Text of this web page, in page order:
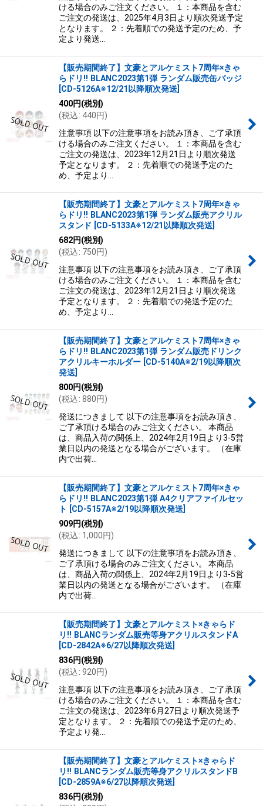
ける場合のみご注文ください。 １：本商品を含む
ご注文の発送は、2025年4月3日より順次発送予定
となります。 ２：先着順での発送予定のため、予
定より発送…
【販売期間終了】文豪とアルケミスト7周年×きゃ
らドリ!! BLANC2023第1弾 ランダム販売缶バッジ
CD-5126A※12/21以降順次発送
400円(税別)
(税込: 440円)
注意事項 以下の注意事項をお読み頂き、ご了承頂
ける場合のみご注文ください。 １：本商品を含む
ご注文の発送は、2023年12月21日より順次発送
予定となります。 ２：先着順での発送予定のた
め、予定より…
【販売期間終了】文豪とアルケミスト7周年×きゃ
らドリ!! BLANC2023第1弾 ランダム販売アクリル
スタンド
CD-5133A※12/21以降順次発送
682円(税別)
(税込: 750円)
注意事項 以下の注意事項をお読み頂き、ご了承頂
ける場合のみご注文ください。 １：本商品を含む
ご注文の発送は、2023年12月21日より順次発送
予定となります。 ２：先着順での発送予定のた
め、予定より…
【販売期間終了】文豪とアルケミスト7周年×きゃ
らドリ!! BLANC2023第1弾 ランダム販売ドリンク
アクリルキーホルダー CD-5140A※2/19以降順次
発送
800円(税別)
(税込: 880円)
発送につきまして 以下の注意事項をお読み頂き、
ご了承頂ける場合のみご注文ください。 本商品
は、商品入荷の関係上、2024年2月19日より3-5営
業日以内の発送となる場合がございます。 （在庫
内で出荷…
【販売期間終了】文豪とアルケミスト7周年×きゃ
らドリ!! BLANC2023第1弾 A4クリアファイルセッ
ト
CD-5157A※2/19以降順次発送
909円(税別)
(税込: 1,000円)
発送につきまして 以下の注意事項をお読み頂き、
ご了承頂ける場合のみご注文ください。 本商品
は、商品入荷の関係上、2024年2月19日より3-5営
業日以内の発送となる場合がございます。 （在庫
内で出荷…
【販売期間終了】文豪とアルケミスト×きゃらド
リ!! BLANCランダム販売等身アクリルスタンドA
CD-2842A※6/27以降順次発送
836円(税別)
(税込: 920円)
注意事項 以下の注意事項をお読み頂き、ご了承頂
ける場合のみご注文ください。 １：本商品を含む
ご注文の発送は、2023年6月27日より順次発送予
定となります。 ２：先着順での発送予定のため、
予定より発…
【販売期間終了】文豪とアルケミスト×きゃらド
リ!! BLANCランダム販売等身アクリルスタンドB
CD-2859A※6/27以降順次発送
836円(税別)